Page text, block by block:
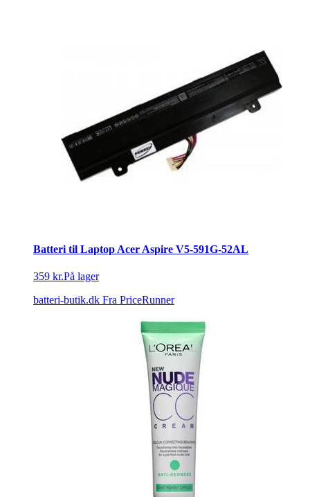
Batteri til Laptop Acer Aspire V5-591G-52AL
359 kr.På lager
batteri-butik.dk Fra PriceRunner